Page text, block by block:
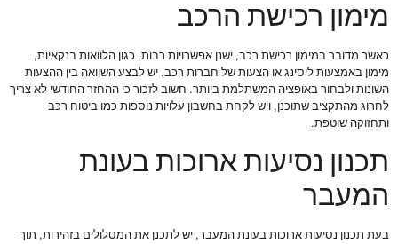
מימון רכישת הרכב
כאשר מדובר במימון רכישת רכב, ישנן אפשרויות רבות, כגון הלוואות בנקאיות,
מימון באמצעות ליסינג או הצעות של חברות רכב. יש לבצע השוואה בין ההצעות
השונות ולבחור באופציה המשתלמת ביותר. חשוב לזכור כי ההחזר החודשי לא צריך
לחרוג מהתקציב שתוכנן, ויש לקחת בחשבון עלויות נוספות כמו ביטוח רכב
ותחזוקה שוטפת.
תכנון נסיעות ארוכות בעונת
המעבר
בעת תכנון נסיעות ארוכות בעונת המעבר, יש לתכנן את המסלולים בזהירות, תוך